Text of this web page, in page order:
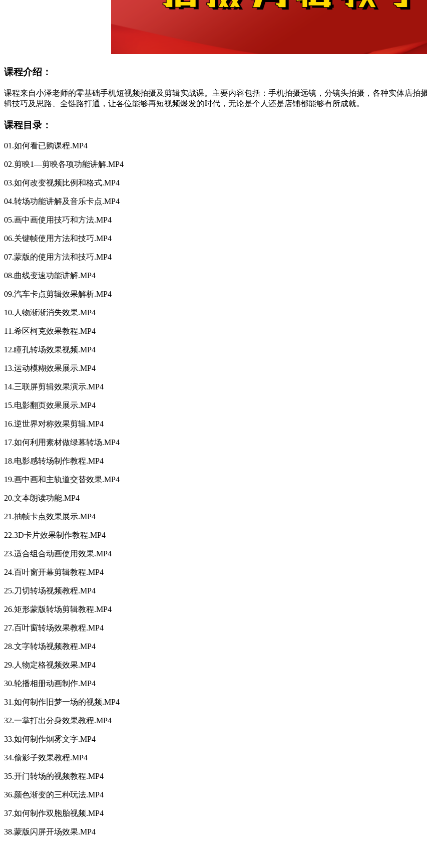
课程介绍：
课程来自小泽老师的零基础手机短视频拍摄及剪辑实战课。主要内容包括：手机拍摄远镜，分镜头拍摄，各种实体店
辑技巧及思路、全链路打通，让各位能够再短视频爆发的时代，无论是个人还是店铺都能够有所成就。
课程目录：
01.如何看已购课程.MP4
02.剪映1—剪映各项功能讲解.MP4
03.如何改变视频比例和格式.MP4
04.转场功能讲解及音乐卡点.MP4
05.画中画使用技巧和方法.MP4
06.关键帧使用方法和技巧.MP4
07.蒙版的使用方法和技巧.MP4
08.曲线变速功能讲解.MP4
09.汽车卡点剪辑效果解析.MP4
10.人物渐渐消失效果.MP4
11.希区柯克效果教程.MP4
12.瞳孔转场效果视频.MP4
13.运动模糊效果展示.MP4
14.三联屏剪辑效果演示.MP4
15.电影翻页效果展示.MP4
16.逆世界对称效果剪辑.MP4
17.如何利用素材做绿幕转场.MP4
18.电影感转场制作教程.MP4
19.画中画和主轨道交替效果.MP4
20.文本朗读功能.MP4
21.抽帧卡点效果展示.MP4
22.3D卡片效果制作教程.MP4
23.适合组合动画使用效果.MP4
24.百叶窗开幕剪辑教程.MP4
25.刀切转场视频教程.MP4
26.矩形蒙版转场剪辑教程.MP4
27.百叶窗转场效果教程.MP4
28.文字转场视频教程.MP4
29.人物定格视频效果.MP4
30.轮播相册动画制作.MP4
31.如何制作旧梦一场的视频.MP4
32.一掌打出分身效果教程.MP4
33.如何制作烟雾文字.MP4
34.偷影子效果教程.MP4
35.开门转场的视频教程.MP4
36.颜色渐变的三种玩法.MP4
37.如何制作双胞胎视频.MP4
38.蒙版闪屏开场效果.MP4